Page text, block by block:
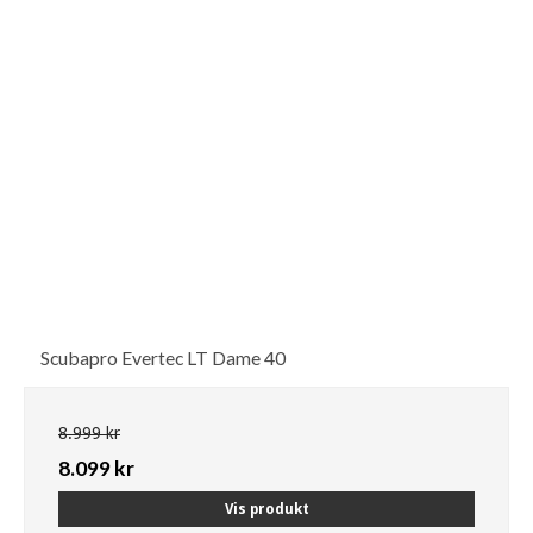
Scubapro Evertec LT Dame 40
8.999 kr
8.099 kr
Vis produkt